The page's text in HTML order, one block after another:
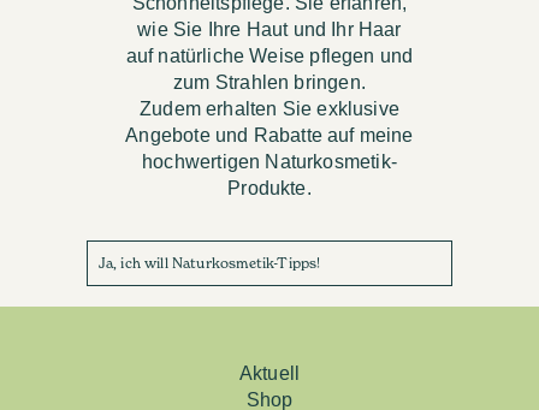
wie Sie Ihre Haut und Ihr Haar
auf natürliche Weise pflegen und
zum Strahlen bringen.
Zudem erhalten Sie exklusive
Angebote und Rabatte auf meine
hochwertigen Naturkosmetik-
Produkte.
Ja, ich will Naturkosmetik-Tipps!
Aktuell
Shop